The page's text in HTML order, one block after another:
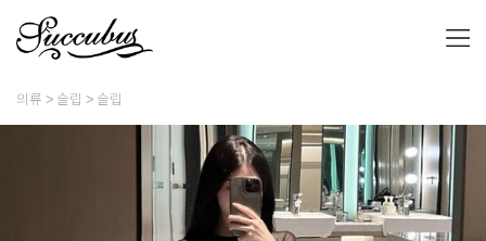
의류 슬립 슬립